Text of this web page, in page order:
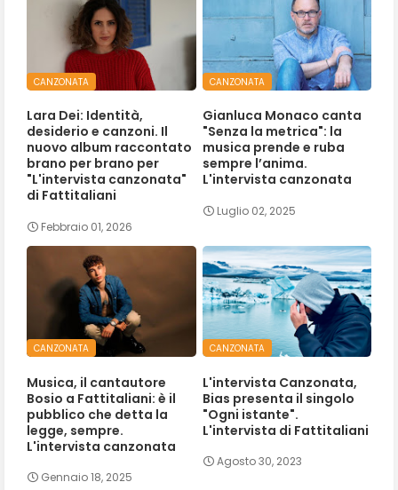
CANZONATA
Lara Dei: Identità,
desiderio e canzoni. Il
nuovo album raccontato
brano per brano per
"L'intervista canzonata"
di Fattitaliani
Febbraio 01, 2026
CANZONATA
Gianluca Monaco canta
"Senza la metrica": la
musica prende e ruba
sempre l’anima.
L'intervista canzonata
Luglio 02, 2025
CANZONATA
Musica, il cantautore
Bosio a Fattitaliani: è il
pubblico che detta la
legge, sempre.
L'intervista canzonata
Gennaio 18, 2025
CANZONATA
L'intervista Canzonata,
Bias presenta il singolo
"Ogni istante".
L'intervista di Fattitaliani
Agosto 30, 2023